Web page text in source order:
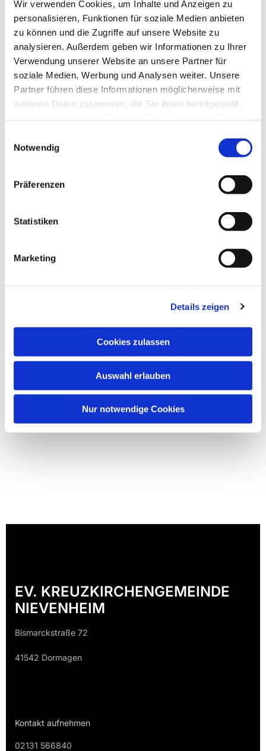
Wir verwenden Cookies, um Inhalte und Anzeigen zu
personalisieren, Funktionen für soziale Medien anbieten
zu können und die Zugriffe auf unsere Website zu
analysieren. Außerdem geben wir Informationen zu Ihrer
Verwendung unserer Website an unsere Partner für
soziale Medien, Werbung und Analysen weiter. Unsere
Partner führen diese Informationen möglicherweise mit
weiteren Daten zusammen, die Sie ihnen bereitgestellt
Notwendig
Präferenzen
Statistiken
Marketing
Details zeigen
Cookies zulassen
Auswahl erlauben
Nur notwendige Cookies
Dies könnte Sie auch
EV. KREUZKIRCHENGEMEINDE
NIEVENHEIM
Bismarckstraße 72
41542 Dormagen
Kontakt aufnehmen
02131 566840